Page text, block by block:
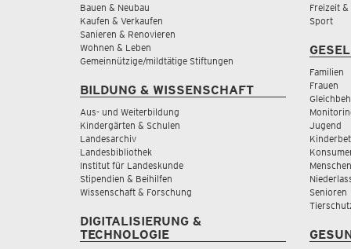
Bauen & Neubau
Kaufen & Verkaufen
Sanieren & Renovieren
Wohnen & Leben
Gemeinnützige/mildtätige Stiftungen
BILDUNG & WISSENSCHAFT
Aus- und Weiterbildung
Kindergärten & Schulen
Landesarchiv
Landesbibliothek
Institut für Landeskunde
Stipendien & Beihilfen
Wissenschaft & Forschung
DIGITALISIERUNG &
TECHNOLOGIE
Freizeit
Sport
Familien
Frauen
Jugend
Senioren